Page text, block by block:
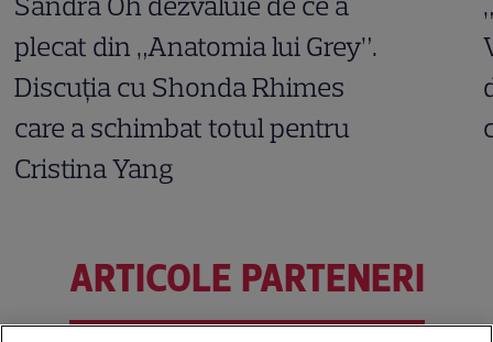
plecat din „Anatomia lui Grey”.
Discuția cu Shonda Rhimes
care a schimbat totul pentru
Cristina Yang
ARTICOLE PARTENERI